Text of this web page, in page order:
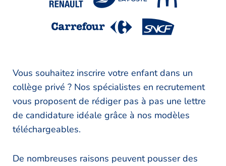
Vous souhaitez inscrire votre enfant dans un
collège privé ? Nos spécialistes en recrutement
vous proposent de rédiger pas à pas une lettre
de candidature idéale grâce à nos modèles
téléchargeables.
De nombreuses raisons peuvent pousser des